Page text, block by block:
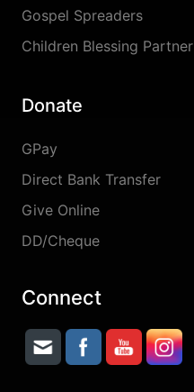
Gospel Spreaders
Children Blessing Partner
Donate
GPay
Direct Bank Transfer
Give Online
DD/Cheque
Connect